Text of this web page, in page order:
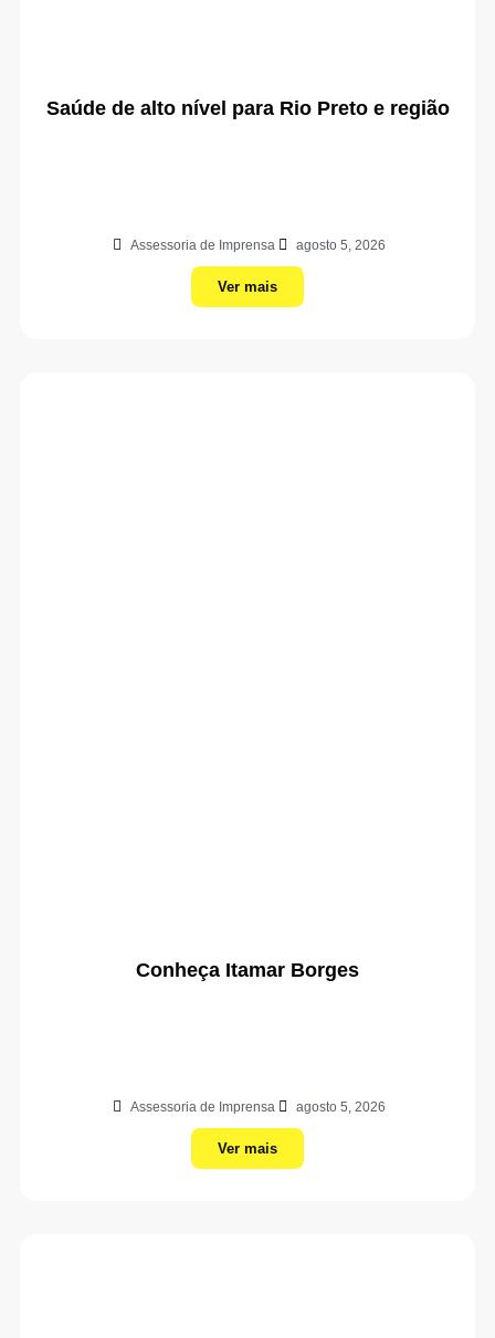
Saúde de alto nível para Rio Preto e região
Assessoria de Imprensa agosto 5, 2026
Ver mais
Conheça Itamar Borges
Assessoria de Imprensa agosto 5, 2026
Ver mais